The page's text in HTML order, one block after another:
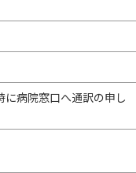
病院窓口へ通訳の申し